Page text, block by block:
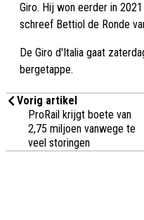
Giro. Hij won eerder in
schreef Bettiol de Ronde
De Giro d'Italia gaat
bergetappe.
Vorig artikel
ProRail krijgt boete van
2,75 miljoen vanwege te
veel storingen